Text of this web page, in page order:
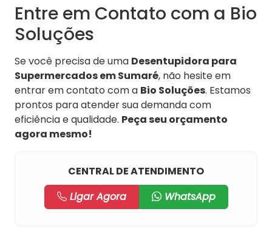
Entre em Contato com a Bio
Soluções
Se você precisa de uma Desentupidora para
Supermercados em Sumaré, não hesite em
entrar em contato com a Bio Soluções. Estamos
prontos para atender sua demanda com
eficiência e qualidade. Peça seu orçamento
agora mesmo!
CENTRAL DE ATENDIMENTO
Ligar Agora
WhatsApp